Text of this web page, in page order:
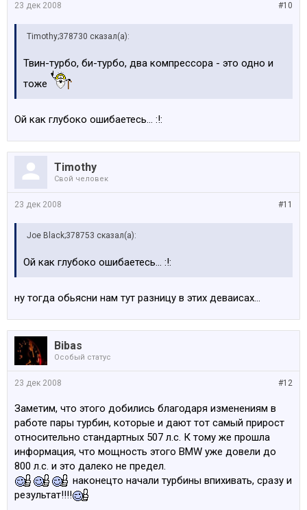
#10
23 дек 2008
Timothy;378730 сказал(а):
Твин-турбо, би-турбо, два компрессора - это одно и
тоже
Ой как глубоко ошибаетесь... :!:
Timothy
Свой человек
#11
23 дек 2008
Joe Black;378753 сказал(а):
Ой как глубоко ошибаетесь... :!:
ну тогда обьясни нам тут разницу в этих деваисах...
Bibas
Особый статус
#12
23 дек 2008
Заметим, что этого добились благодаря изменениям в
работе пары турбин, которые и дают тот самый прирост
относительно стандартных 507 л.с. К тому же прошла
информация, что мощность этого BMW уже довели до
800 л.с. и это далеко не предел.
наконецто начали турбины впихивать, сразу и
результат!!!!